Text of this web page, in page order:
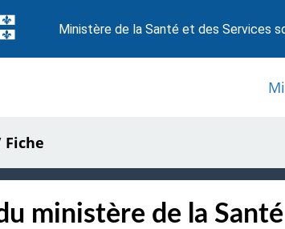
Ministère de la Santé et des Services
Fiche
ministère de la